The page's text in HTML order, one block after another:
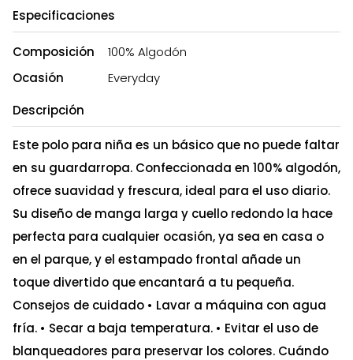
Especificaciones
Composición
100% Algodón
Ocasión
Everyday
Descripción
Este polo para niña es un básico que no puede faltar
en su guardarropa. Confeccionada en 100% algodón,
ofrece suavidad y frescura, ideal para el uso diario.
Su diseño de manga larga y cuello redondo la hace
perfecta para cualquier ocasión, ya sea en casa o
en el parque, y el estampado frontal añade un
toque divertido que encantará a tu pequeña.
Consejos de cuidado • Lavar a máquina con agua
fría. • Secar a baja temperatura. • Evitar el uso de
blanqueadores para preservar los colores. Cuándo